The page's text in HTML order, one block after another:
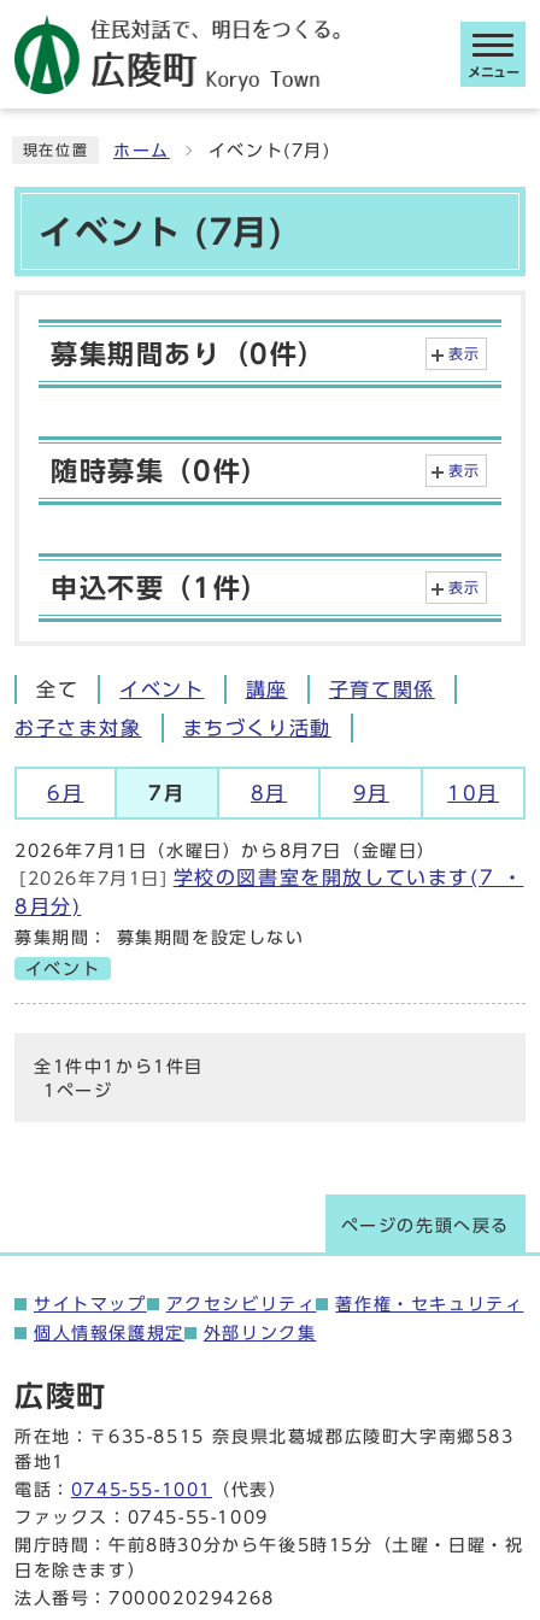
メニュー
現在位置 ホーム イベント(7月)
イベント (7月)
募集期間あり（0件） 表示
随時募集（0件） 表示
申込不要（1件） 表示
全て イベント 講座
子育て関係
お子さま対象
まちづくり活動
6月 7月 8月 9月 10月
2026年7月1日（水曜日）から8月7日（金曜日）
[2026年7月1日]
学校の図書室を開放しています(7 ・
8月分)
募集期間： 募集期間を設定しない
イベント
全1件中1から1件目
1ページ
ページの先頭へ戻る
サイトマップ アクセシビリティ
著作権・セキュリティ
個人情報保護規定
外部リンク集
広陵町
所在地：〒635-8515 奈良県北葛城郡広陵町大字南郷583
番地1
電話： 0745-55-1001
（代表）
ファックス：0745-55-1009
開庁時間：午前8時30分から午後5時15分（土曜・日曜・祝
日を除きます）
法人番号：7000020294268